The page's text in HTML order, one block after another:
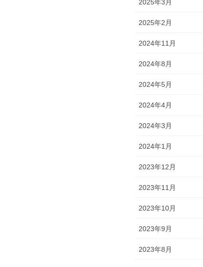
2025年3月
2025年2月
2024年11月
2024年8月
2024年5月
2024年4月
2024年3月
2024年1月
2023年12月
2023年11月
2023年10月
2023年9月
2023年8月